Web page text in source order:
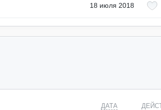
18 июля 2018
ДАТА